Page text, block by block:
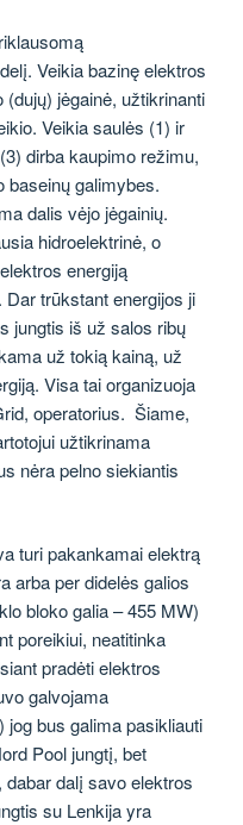
Veikia bazinę elektros
jėgainė, užtikrinanti
Veikia saulės (1) ir
dirba kaupimo režimu,
baseinų galimybes.
dalis vėjo jėgainių.
hidroelektrinė, o
energiją
trūkstant energijos ji
jungtis iš už salos ribų
už tokią kainą, už
Visa tai organizuoja
operatorius. Šiame,
užtikrinama
nėra pelno siekiantis
turi pakankamai elektrą
arba per didelės galios
bloko galia – 455 MW)
poreikiui, neatitinka
pradėti elektros
galvojama
jog bus galima pasikliauti
Pool jungtį, bet
dalį savo elektros
su Lenkija yra